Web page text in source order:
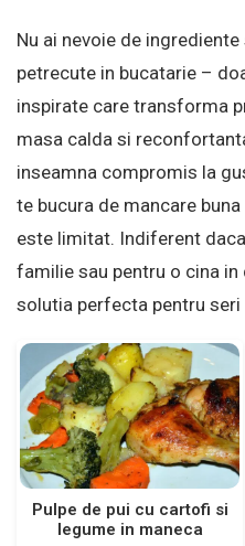
Nu ai nevoie de
petrecute in bucatarie –
inspirate care transforma
masa calda si
inseamna compromis la
te bucura de mancare
este limitat. Indiferent
familie sau pentru o cina
solutia perfecta pentru
Pulpe de pui cu cartofi si
legume in maneca